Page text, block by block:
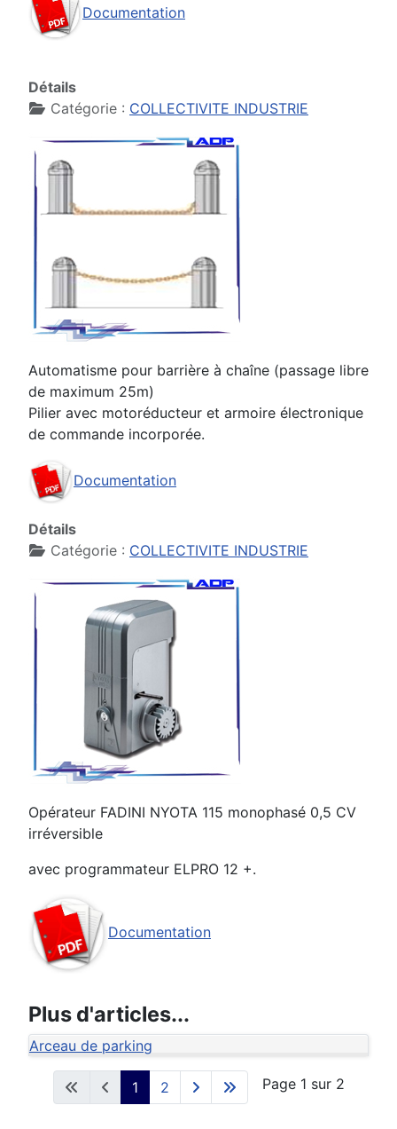
Documentation
Détails
Catégorie : COLLECTIVITE INDUSTRIE
Automatisme pour barrière à chaîne (passage libre
de maximum 25m)
Pilier avec motoréducteur et armoire électronique
de commande incorporée.
Documentation
Détails
Catégorie : COLLECTIVITE INDUSTRIE
Opérateur FADINI NYOTA 115 monophasé 0,5 CV
irréversible
avec programmateur ELPRO 12 +.
Documentation
Plus d'articles...
Arceau de parking
Page 1 sur 2
1 2